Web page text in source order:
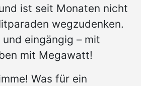
ist seit Monaten nicht
wegzudenken.
eingängig – mit
mit Megawatt!
Was für ein